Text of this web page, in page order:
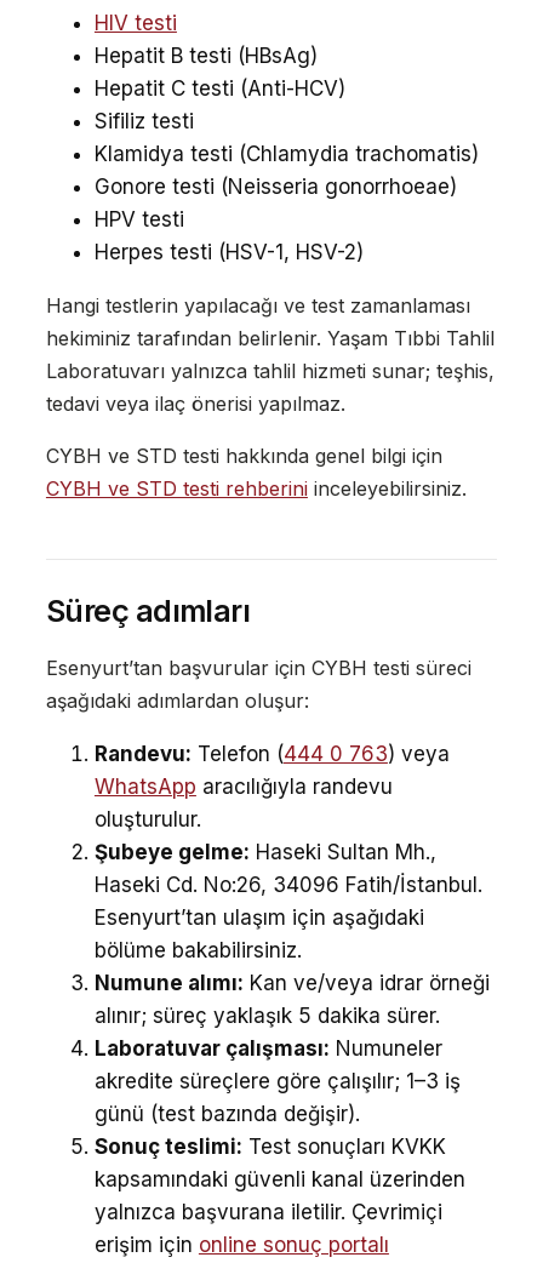
HIV testi
Hepatit B testi (HBsAg)
Hepatit C testi (Anti-HCV)
Sifiliz testi
Klamidya testi (Chlamydia trachomatis)
Gonore testi (Neisseria gonorrhoeae)
HPV testi
Herpes testi (HSV-1, HSV-2)
Hangi testlerin yapılacağı ve test zamanlaması
hekiminiz tarafından belirlenir. Yaşam Tıbbi Tahlil
Laboratuvarı yalnızca tahlil hizmeti sunar; teşhis,
tedavi veya ilaç önerisi yapılmaz.
CYBH ve STD testi hakkında genel bilgi için
CYBH ve STD testi rehberiniinceleyebilirsiniz.
Süreç adımları
Esenyurt’tan başvurular için CYBH testi süreci
aşağıdaki adımlardan oluşur:
Randevu: Telefon (444 0 763) veya
WhatsApp aracılığıyla randevu
oluşturulur.
Şubeye gelme: Haseki Sultan Mh.,
Haseki Cd. No:26, 34096 Fatih/İstanbul.
Esenyurt’tan ulaşım için aşağıdaki
bölüme bakabilirsiniz.
Numune alımı: Kan ve/veya idrar örneği
alınır; süreç yaklaşık 5 dakika sürer.
Laboratuvar çalışması: Numuneler
akredite süreçlere göre çalışılır; 1–3 iş
günü (test bazında değişir).
Sonuç teslimi: Test sonuçları KVKK
kapsamındaki güvenli kanal üzerinden
yalnızca başvurana iletilir. Çevrimiçi
erişim için online sonuç portalı